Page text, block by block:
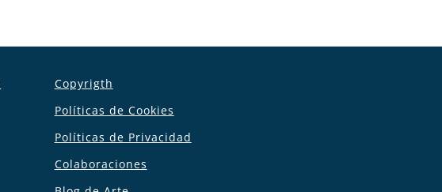
Copyrigth
Políticas de Cookies
Políticas de Privacidad
Colaboraciones